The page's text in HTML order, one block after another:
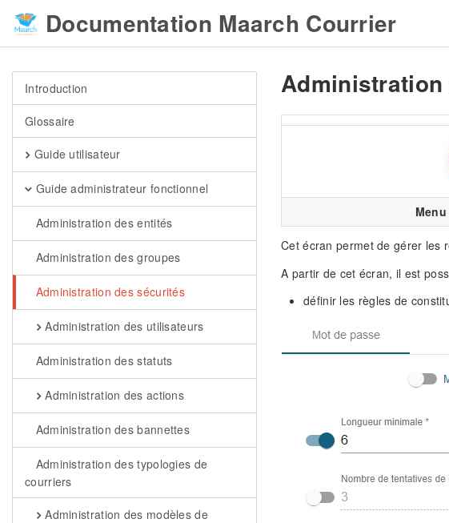
Documentation Maarch Courrier
Introduction
Glossaire
Guide utilisateur
Guide administrateur fonctionnel
Administration des entités
Administration des groupes
Administration des sécurités
Administration des utilisateurs
Administration des statuts
Administration des actions
Administration des bannettes
Administration des typologies de
courriers
Administration des modèles de
Cet écran permet de gérer les
A partir de cet écran, il est
définir les règles de